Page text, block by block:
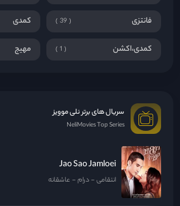
فانتزی 39 کمدی
کمدی،اکشن 1 مهیج
سریال های برتر نلی موویز
NeliMovies Top Series
Jao Sao Jamloei
انتقامی درام عاشقانه